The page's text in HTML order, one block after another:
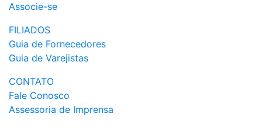
Associe-se
FILIADOS
Guia de Fornecedores
Guia de Varejistas
CONTATO
Fale Conosco
Assessoria de Imprensa